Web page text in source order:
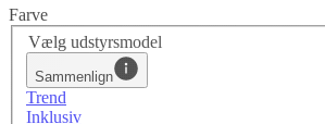
Farve
Vælg udstyrsmodel
Sammenlign
Trend
Inklusiv